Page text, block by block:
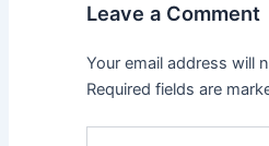
Leave a Comment
Your email address will
Required fields are